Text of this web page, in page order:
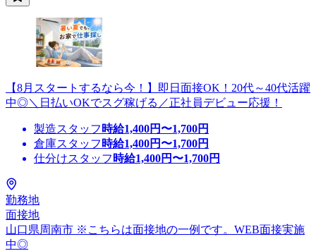
【8月スタートするなら今！】即日面接OK！20代～40代活躍
中◎＼日払いOKでスグ稼げる／正社員デビュー応援！
製造スタッフ 時給1,400円〜1,700円
倉庫スタッフ 時給1,400円〜1,700円
仕分けスタッフ 時給1,400円〜1,700円
勤務地
面接地
山口県周南市 ※こちらは面接地の一例です。WEB面接実施
中◎